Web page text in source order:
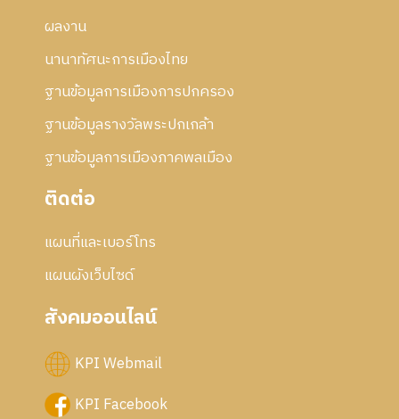
ผลงาน
นานาทัศนะการเมืองไทย
ฐานข้อมูลการเมืองการปกครอง
ฐานข้อมูลรางวัลพระปกเกล้า
ฐานข้อมูลการเมืองภาคพลเมือง
ติดต่อ
แผนที่และเบอร์โทร
แผนผังเว็บไซด์
สังคมออนไลน์
KPI Webmail
KPI Facebook